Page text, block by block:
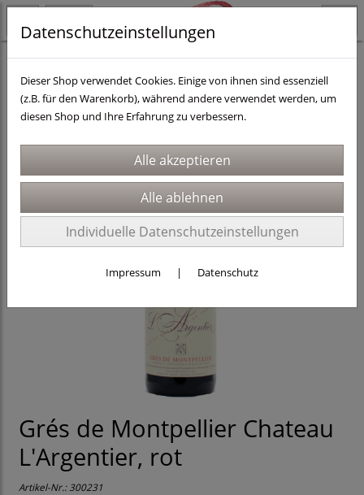
Grés de Montpellier Chateau
L'Argentier, rot
Artikel-Nr.:300231
Datenschutzeinstellungen
Dieser Shop verwendet Cookies. Einige von ihnen sind essenziell
(z.B. für den Warenkorb), während andere verwendet werden, um
diesen Shop und Ihre Erfahrung zu verbessern.
Individuelle Datenschutzeinstellungen
Impressum | Datenschutz